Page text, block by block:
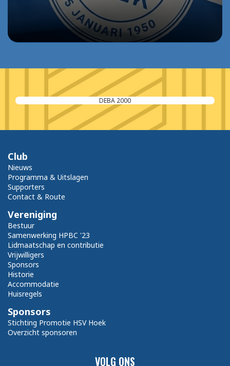
DEBA 2000
VOLG ONS
Club
Nieuws
Programma & Uitslagen
Supporters
Contact & Route
Vereniging
Bestuur
Samenwerking HPBC '23
Lidmaatschap en contributie
Vrijwilligers
Sponsors
Historie
Accommodatie
Huisregels
Sponsors
Stichting Promotie HSV Hoek
Overzicht sponsoren